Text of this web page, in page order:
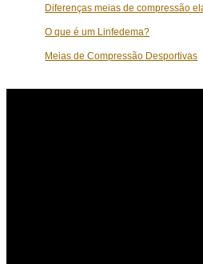
Diferenças meias de compressão
O que é um Linfedema?
Meias de Compressão Desportivas